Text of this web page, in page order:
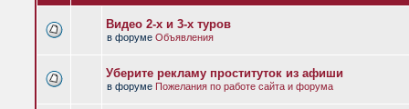
Видео 2-х и 3-х туров
в форуме Объявления
Уберите рекламу проституток из афиши
в форуме Пожелания по работе сайта и форума